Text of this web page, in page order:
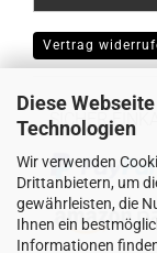
Diese
Technologien
Wir verwenden
Drittanbietern, um
gewährleisten, die
Ihnen ein
Informationen
Vertrag
SICHER